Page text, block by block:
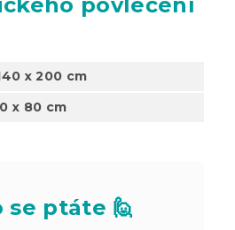
x 200 cm
x 80 cm
se ptáte 🙋